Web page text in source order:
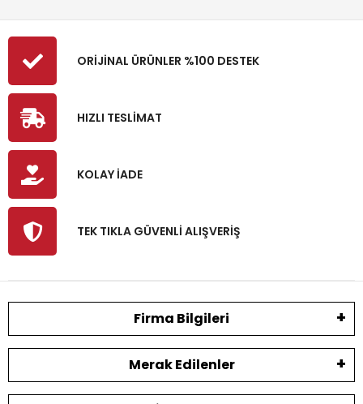
ORİJİNAL ÜRÜNLER %100 DESTEK
HIZLI TESLİMAT
KOLAY İADE
TEK TIKLA GÜVENLİ ALIŞVERİŞ
Firma Bilgileri
Merak Edilenler